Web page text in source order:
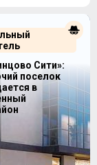
Сити»:
поселок
в